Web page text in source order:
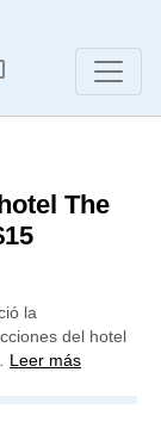
The
la
del hotel
Leer más